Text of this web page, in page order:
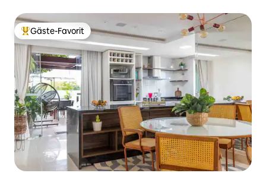
Beliebter Gäste-Favorit.
Gäste-Favorit